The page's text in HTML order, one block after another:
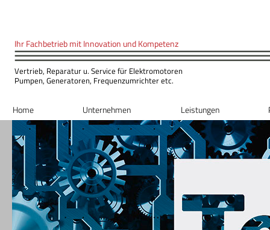
Ihr Fachbetrieb mit Innovation und Kompetenz
Vertrieb, Reparatur u. Service für Elektromotoren
Pumpen, Generatoren, Frequenzumrichter etc.
Home Unternehmen Leistungen